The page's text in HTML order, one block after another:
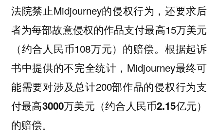
法院禁止Midjourney的侵权行为，还要求后
者为每部故意侵权的作品支付最高15万美元
（约合人民币108万元）的赔偿。根据起诉
书中提供的不完全统计，Midjourney最终可
能需要对涉及总计200部作品的侵权行为支
付最高3000万美元（约合人民币2.15亿元）
的赔偿。